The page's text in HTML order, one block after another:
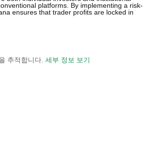
platforms. By implementing a risk-
ensures that trader profits are locked in
추적합니다. 세부 정보 보기